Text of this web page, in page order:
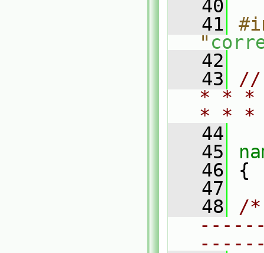
   40
   41
"
   42
   43
//
* * *
* *
   44
   45
   46
{
   47
   48
/